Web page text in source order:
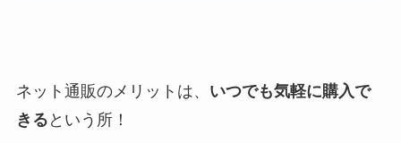
ネット通販のメリットは、 いつでも気軽に購入で
きる という所！